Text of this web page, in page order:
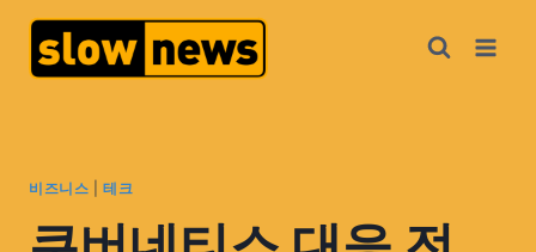
비즈니스 |테크